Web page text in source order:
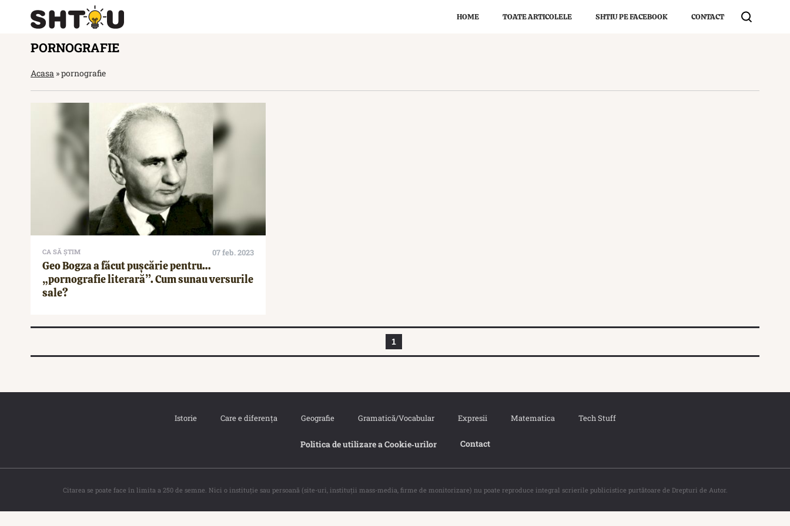
HOME TOATE ARTICOLELE SHTIU PE FACEBOOK CONTACT
PORNOGRAFIE
Acasa »pornografie
CA SĂ ȘTIM 07 feb. 2023
Geo Bogza a făcut pușcărie pentru…
„pornografie literară”. Cum sunau versurile
sale?
1
Istorie Care e diferența Geografie Gramatică/Vocabular Expresii Matematica Tech Stuff
Politica de utilizare a Cookie‐urilor Contact
Citarea se poate face în limita a 250 de semne. Nici o instituţie sau persoană (site-uri, instituţii mass-media, firme de monitorizare) nu poate reproduce integral scrierile publicistice purtătoare de Drepturi de Autor.